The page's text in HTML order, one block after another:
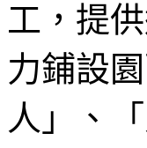
工，提
力鋪設
人」、